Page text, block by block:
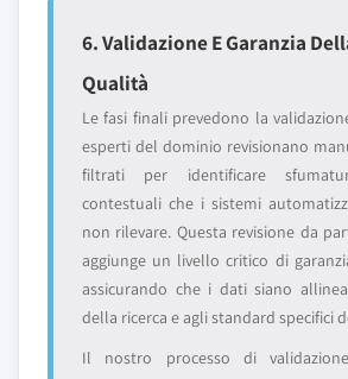
6. Validazione E Garanzia
Qualità
Le fasi finali prevedono la
esperti del dominio revisionano
filtrati per identificare
contestuali che i sistemi
non rilevare. Questa revisione da
aggiunge un livello critico di
assicurando che i dati siano
della ricerca e agli standard specifici
Il nostro processo di